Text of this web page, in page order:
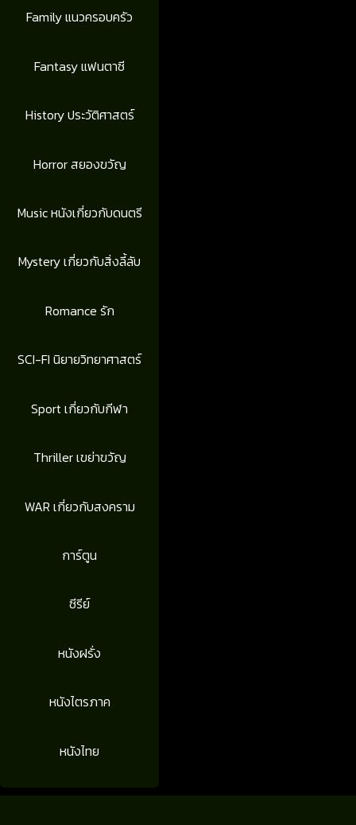
Family แนวครอบครัว
Fantasy แฟนตาซี
History ประวัติศาสตร์
Horror สยองขวัญ
Music หนังเกี่ยวกับดนตรี
Mystery เกี่ยวกับสิ่งลี้ลับ
Romance รัก
SCI-FI นิยายวิทยาศาสตร์
Sport เกี่ยวกับกีฬา
Thriller เขย่าขวัญ
WAR เกี่ยวกับสงคราม
การ์ตูน
ซีรีย์
หนังฝรั่ง
หนังไตรภาค
หนังไทย